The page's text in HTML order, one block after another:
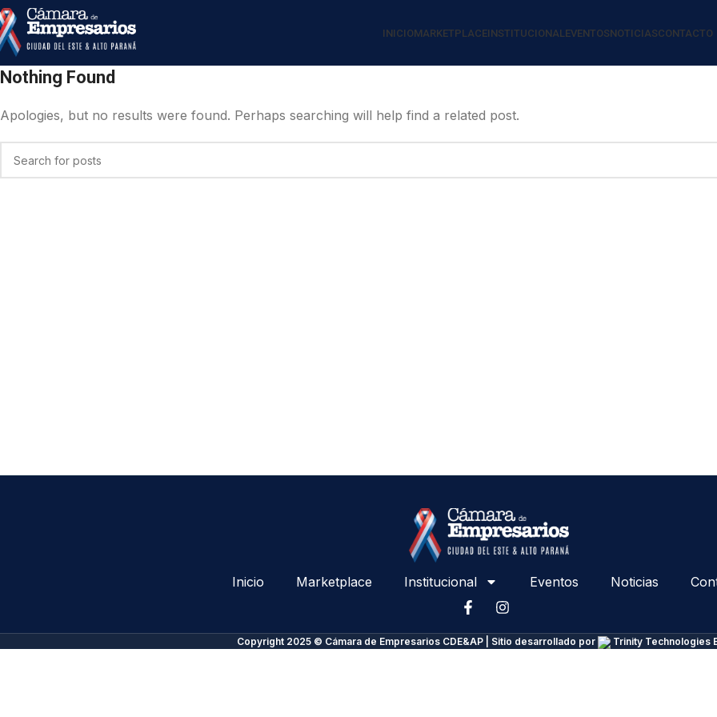
INICIOMARKETPLACEINSTITUCIONAL EVENTOSNOTICIASCONTACTO
Nothing Found
Apologies, but no results were found. Perhaps searching will help find a related post.
Inicio Marketplace Institucional Eventos Noticias
Copyright 2025 © Cámara de Empresarios CDE&AP | Sitio desarrollado por Trinity Technologies